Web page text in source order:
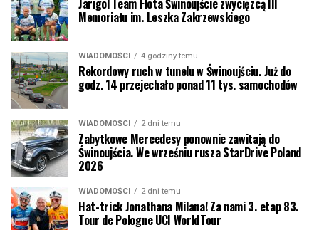
Jarigol Team Flota Świnoujście zwycięzcą III
Memoriału im. Leszka Zakrzewskiego
WIADOMOŚCI 4 godziny temu
Rekordowy ruch w tunelu w Świnoujściu. Już do
godz. 14 przejechało ponad 11 tys. samochodów
WIADOMOŚCI 2 dni temu
Zabytkowe Mercedesy ponownie zawitają do
Świnoujścia. We wrześniu rusza StarDrive Poland
2026
WIADOMOŚCI 2 dni temu
Hat-trick Jonathana Milana! Za nami 3. etap 83.
Tour de Pologne UCI WorldTour